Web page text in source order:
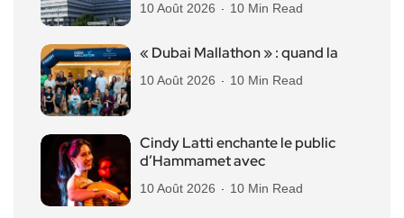
10 Août 2026 10 Min Read
« Dubai Mallathon » : quand la
10 Août 2026 10 Min Read
Cindy Latti enchante le public
d’Hammamet avec
10 Août 2026 10 Min Read